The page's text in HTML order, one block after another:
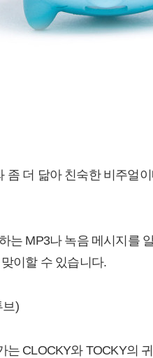
좀 더 닮아 친숙한 비주얼
는 MP3나 녹음 메시지를
이할 수 있습니다.
브)
는 CLOCKY와 TOCKY의